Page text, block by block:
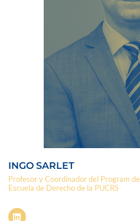
INGO SARLET
Profesor y Coordinador del Program
Escuela de Derecho de la PUCRS